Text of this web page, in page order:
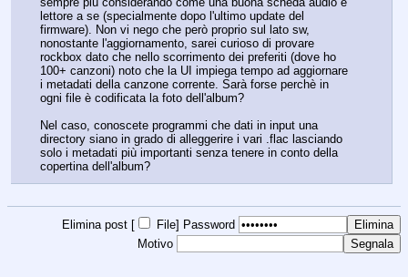
lettore a se (specialmente dopo l'ultimo update del
firmware). Non vi nego che però proprio sul lato sw,
nonostante l'aggiornamento, sarei curioso di provare
rockbox dato che nello scorrimento dei preferiti (dove ho
100+ canzoni) noto che la UI impiega tempo ad aggiornare
i metadati della canzone corrente. Sarà forse perchè in
ogni file è codificata la foto dell'album?
Nel caso, conoscete programmi che dati in input una
directory siano in grado di alleggerire i vari .flac lasciando
solo i metadati più importanti senza tenere in conto della
copertina dell'album?
Elimina post [ File] Password
Motivo